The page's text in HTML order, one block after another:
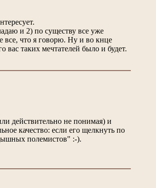
и 2) по существу все уже
все, что я говорю. Ну и во кнце
таких мечтателей было и будет.
действительно не понимая) и
качество: если его щелкнуть по
полемистов" :-).